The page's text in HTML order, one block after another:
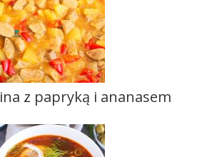
z papryką i ananasem